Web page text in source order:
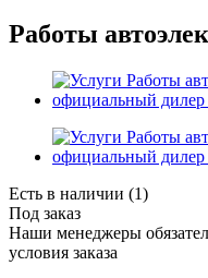
Работы
Есть в наличии (1)
Под заказ
Наши менеджеры
условия заказа